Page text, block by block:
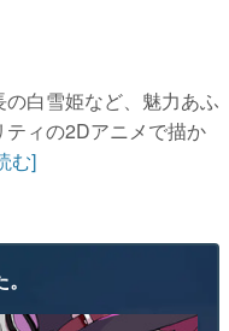
白雪姫など、魅力あふ
ィの2Dアニメで描か
む]